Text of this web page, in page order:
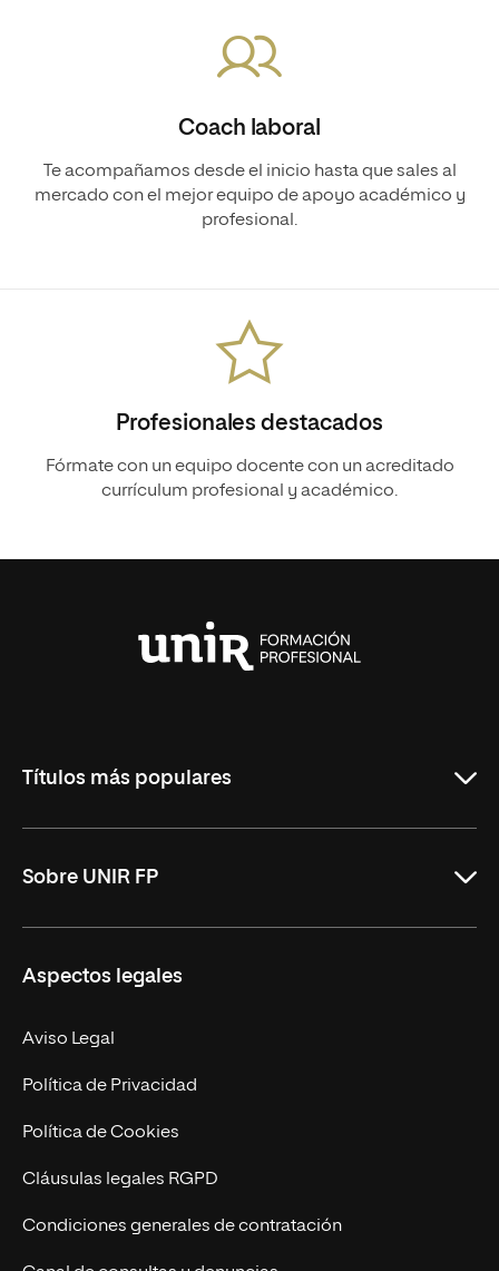
Coach laboral
Te acompañamos desde el inicio hasta que sales al
mercado con el mejor equipo de apoyo académico y
profesional.
Profesionales destacados
Fórmate con un equipo docente con un acreditado
currículum profesional y académico.
Títulos más populares
DAM Online
DAW Online
Administración y Finanzas Online
Marketing y Publicidad Online
Sobre UNIR FP
Revista UNIR FP
Grados superiores
Becas para Formación Profesional
Aspectos legales
Aviso Legal
Política de Privacidad
Política de Cookies
Cláusulas legales RGPD
Condiciones generales de contratación